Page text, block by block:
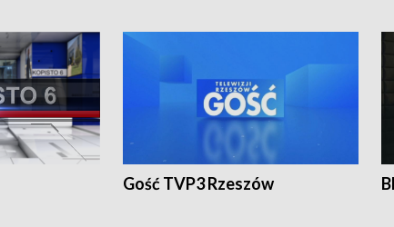
Gość TVP3 Rzeszów